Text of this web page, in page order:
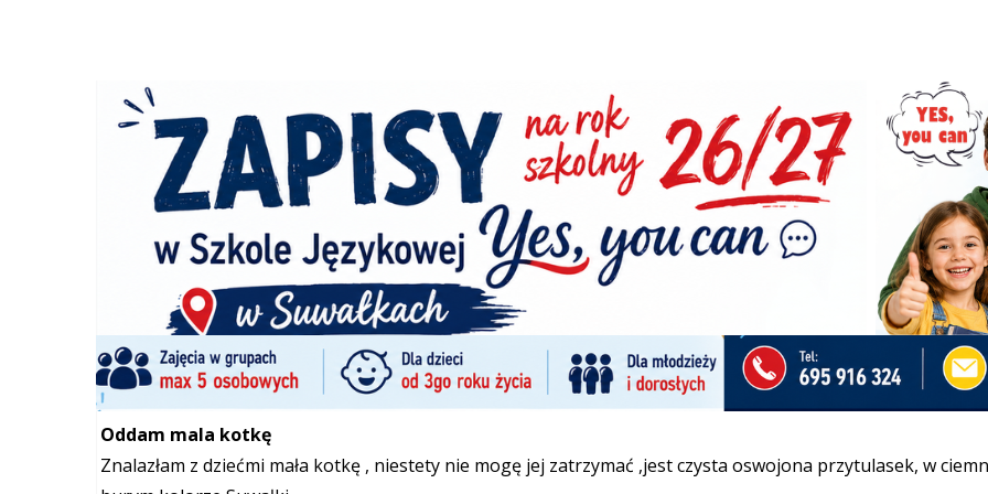
Ogłoszenia/Zwierzęta
Szukana fraza w ogłoszeniach
Oddam za darmo małe kotki w dobre ręce. Proszę pisać na whatsapp
Oddam za darmo małe kotki w dobre ręce. Proszę pisać na whatsapp: +48 514 537 581
Koty Telefon:+48 514 537 581 Mail:Sebastianowicz8989@gmail.com
2026-
Oddam mala kotkę
Znalazłam z dziećmi mała kotkę , niestety nie mogę jej zatrzymać ,jest czysta oswojona przytulasek, w